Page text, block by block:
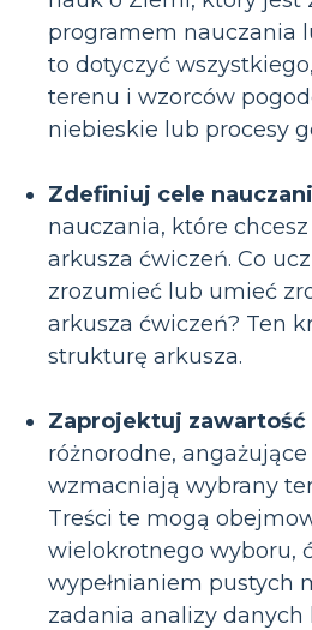
programem nauczania
to dotyczyć
terenu i wzorców
niebieskie lub procesy
Zdefiniuj cele
nauczania, które
arkusza ćwiczeń. Co
zrozumieć lub umieć
arkusza ćwiczeń? Ten
strukturę arkusza.
Zaprojektuj zawartość
różnorodne,
wzmacniają wybrany
Treści te mogą
wielokrotnego wyboru,
wypełnianiem pustych
zadania analizy